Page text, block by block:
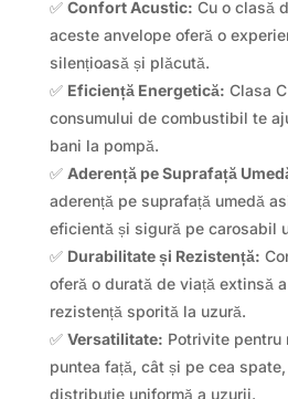
✅ Confort Acustic: Cu o clasă
aceste anvelope oferă o
silențioasă și plăcută.
✅ Eficiență Energetică: Clasa
consumului de combustibil te
bani la pompă.
✅ Aderență pe Suprafață
aderență pe suprafață umedă
eficientă și sigură pe carosabil
✅ Durabilitate și Rezistență:
oferă o durată de viață extinsă
rezistență sporită la uzură.
✅ Versatilitate: Potrivite pentru
puntea față, cât și pe cea
distribuție uniformă a uzurii.